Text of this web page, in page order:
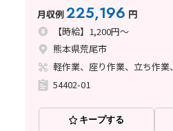
月収例225,196 円
【時給】1,200円～
熊本県荒尾市
軽作業、座り作業、立ち作業
54402-01
キープする